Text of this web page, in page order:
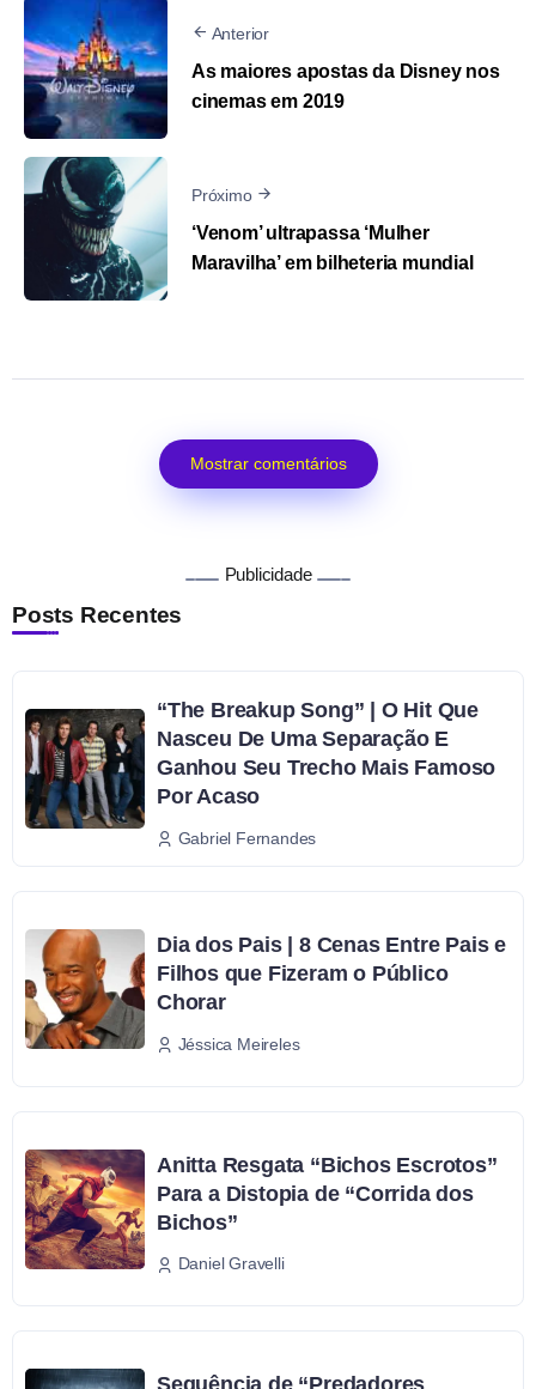
Anterior
As maiores apostas da Disney nos
cinemas em 2019
Próximo
‘Venom’ ultrapassa ‘Mulher
Maravilha’ em bilheteria mundial
Mostrar comentários
Publicidade
Posts Recentes
“The Breakup Song” | O Hit Que
Nasceu De Uma Separação E
Ganhou Seu Trecho Mais Famoso
Por Acaso
Gabriel Fernandes
Dia dos Pais | 8 Cenas Entre Pais e
Filhos que Fizeram o Público
Chorar
Jéssica Meireles
Anitta Resgata “Bichos Escrotos”
Para a Distopia de “Corrida dos
Bichos”
Daniel Gravelli